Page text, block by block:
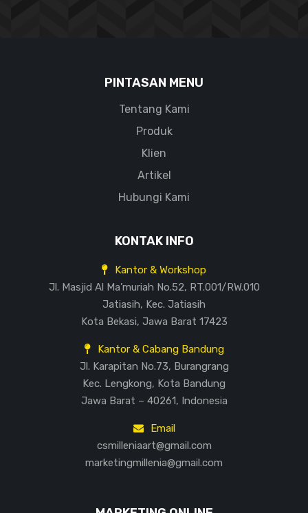
PINTASAN MENU
Tentang Kami
Produk
Klien
Artikel
Hubungi Kami
KONTAK INFO
Kantor & Workshop
Jl. Masjid Al Ma’muriah No.52, RT.001/RW.010
Jatiasih, Kec. Jatiasih
Kota Bekasi, Jawa Barat 17423
Kantor & Cabang Bandung
Jl. Karapitan No.73, Burangrang
Kec. Lengkong, Kota Bandung
Jawa Barat – 40261, Indonesia
Email
csmilleniaart@gmail.com
marketingmillenia@gmail.com